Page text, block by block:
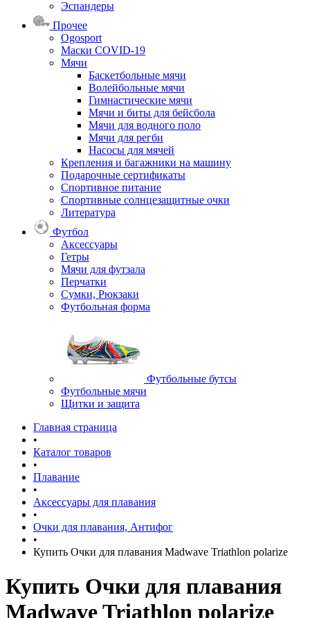
Эспандеры
Прочее
Ogosport
Маски COVID-19
Мячи
Баскетбольные мячи
Волейбольные мячи
Гимнастические мячи
Мячи и биты для бейсбола
Мячи для водного поло
Мячи для регби
Насосы для мячей
Крепления и багажники на машину
Подарочные сертификаты
Спортивное питание
Спортивные солнцезащитные очки
Литература
Футбол
Аксессуары
Гетры
Мячи для футзала
Перчатки
Сумки, Рюкзаки
Футбольная форма
Футбольные бутсы
Футбольные мячи
Щитки и защита
Главная страница
•
Каталог товаров
•
Плавание
•
Аксессуары для плавания
•
Очки для плавания, Антифог
•
Купить Очки для плавания Madwave Triathlon polarize
Купить Очки для плавания
Madwave Triathlon polarize